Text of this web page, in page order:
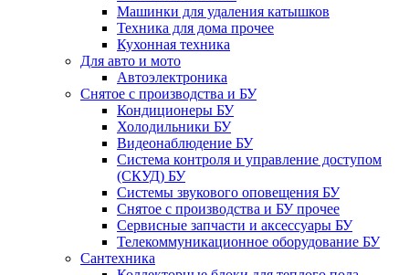
Машинки для удаления катышков
Техника для дома прочее
Кухонная техника
Для авто и мото
Автоэлектроника
Снятое с производства и БУ
Кондиционеры БУ
Холодильники БУ
Видеонаблюдение БУ
Система контроля и управление доступом
(СКУД) БУ
Системы звукового оповещения БУ
Снятое с производства и БУ прочее
Сервисные запчасти и аксессуары БУ
Телекоммуникационное оборудование БУ
Сантехника